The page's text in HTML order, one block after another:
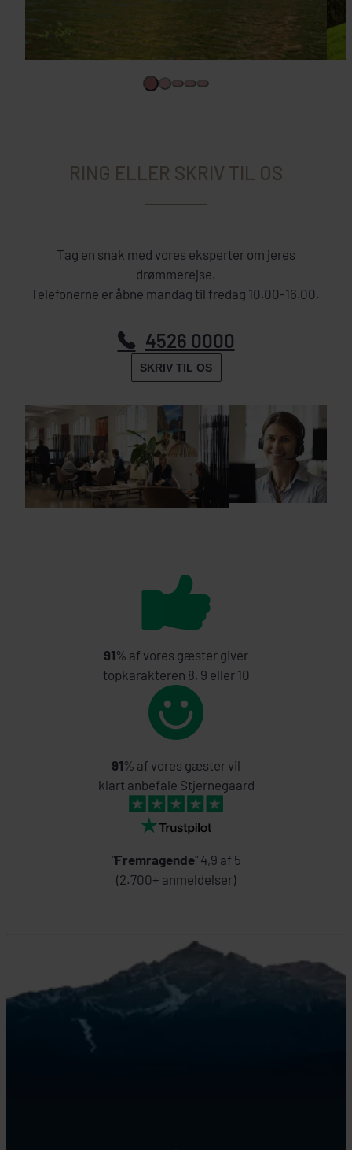
RING ELLER SKRIV TIL OS
Tag en snak med vores eksperter om jeres
drømmerejse.
Telefonerne er åbne mandag til fredag 10.00-16.00.
4526 0000
SKRIV TIL OS
91% af vores gæster giver
topkarakteren 8, 9 eller 10
91% af vores gæster vil
klart anbefale Stjernegaard
"Fremragende" 4,9 af 5
(2.700+ anmeldelser)